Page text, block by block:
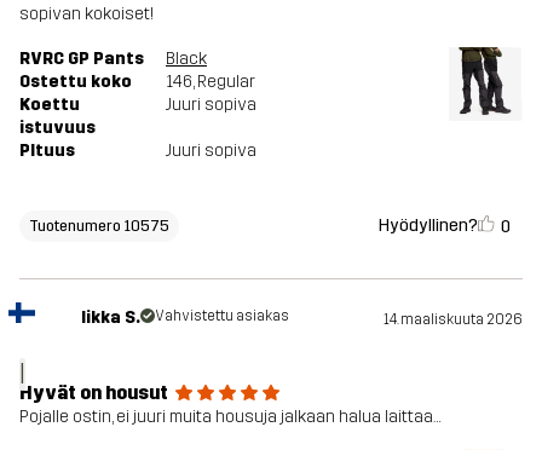
sopivan kokoiset!
RVRC GP Pants
Black
Ostettu koko
146, Regular
Koettu
istuvuus
Juuri sopiva
PItuus Juuri sopiva
Tuotenumero 10575 Hyödyllinen? 0
I
Iikka S. Vahvistettu asiakas 14. maaliskuuta 2026
Hyvät on housut
Pojalle ostin, ei juuri muita housuja jalkaan halua laittaa…